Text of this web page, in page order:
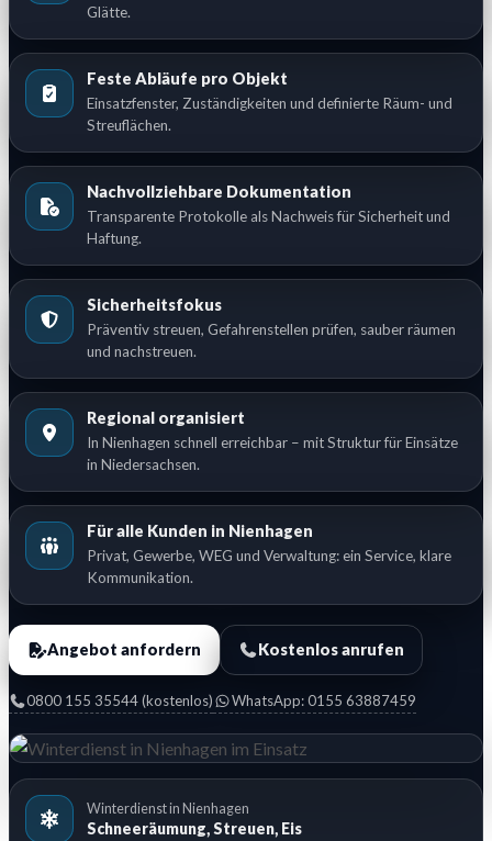
Glätte.
Feste Abläufe pro Objekt
Einsatzfenster, Zuständigkeiten und definierte Räum- und
Streuflächen.
Nachvollziehbare Dokumentation
Transparente Protokolle als Nachweis für Sicherheit und
Haftung.
Sicherheitsfokus
Präventiv streuen, Gefahrenstellen prüfen, sauber räumen
und nachstreuen.
Regional organisiert
In Nienhagen schnell erreichbar – mit Struktur für Einsätze
in Niedersachsen.
Für alle Kunden in Nienhagen
Privat, Gewerbe, WEG und Verwaltung: ein Service, klare
Kommunikation.
Angebot anfordern Kostenlos anrufen
0800 155 35544 (kostenlos) WhatsApp: 0155 63887459
Winterdienst in Nienhagen
Schneeräumung, Streuen, Eis